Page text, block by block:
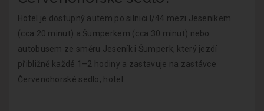
Hotel je dostupný autem po silnici I/44 mezi Jeseníkem
(cca 20 minut) a Šumperkem (cca 30 minut) nebo
autobusem ze směru Jeseník i Šumperk, který jezdí
přibližně každé 1–2 hodiny a zastavuje na zastávce
Červenohorské sedlo, hotel.